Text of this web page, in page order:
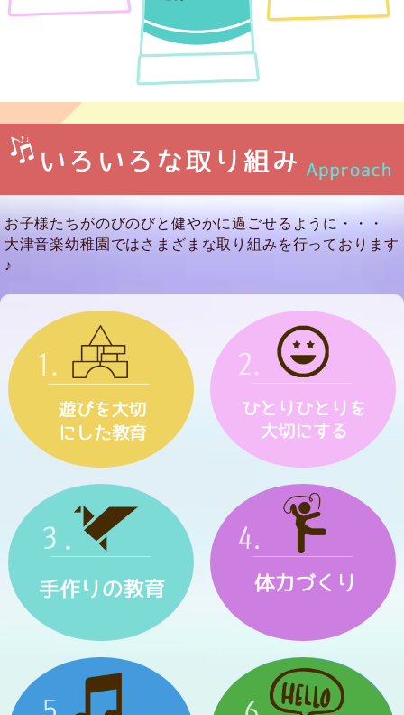
お子様たちがのびのびと健やかに過ごせるように・・・
大津音楽幼稚園ではさまざまな取り組みを行っております
♪